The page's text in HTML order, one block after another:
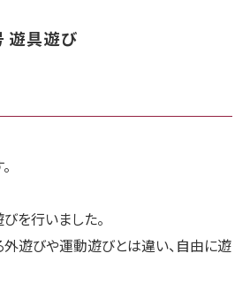
遊具遊び
を行いました。
遊びや運動遊びとは違い、自由に遊